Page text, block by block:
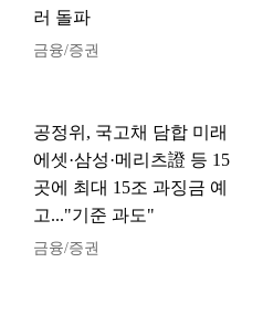
러 돌파
금융/증권
공정위, 국고채 담합 미래
에셋·삼성·메리츠證 등 15
곳에 최대 15조 과징금 예
고..."기준 과도"
금융/증권